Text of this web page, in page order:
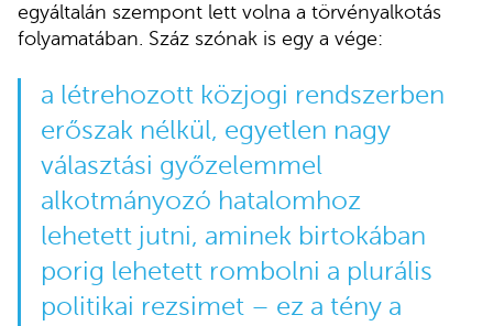
egyáltalán szempont lett volna a törvényalkotás
folyamatában. Száz szónak is egy a vége:
a létrehozott közjogi rendszerben
erőszak nélkül, egyetlen nagy
választási győzelemmel
alkotmányozó hatalomhoz
lehetett jutni, aminek birtokában
porig lehetett rombolni a plurális
politikai rezsimet – ez a tény a